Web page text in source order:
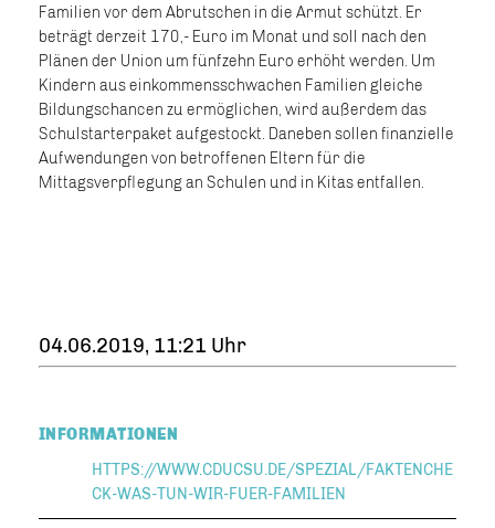
Familien vor dem Abrutschen in die Armut schützt. Er
beträgt derzeit 170,- Euro im Monat und soll nach den
Plänen der Union um fünfzehn Euro erhöht werden. Um
Kindern aus einkommensschwachen Familien gleiche
Bildungschancen zu ermöglichen, wird außerdem das
Schulstarterpaket aufgestockt. Daneben sollen finanzielle
Aufwendungen von betroffenen Eltern für die
Mittagsverpflegung an Schulen und in Kitas entfallen.
04.06.2019, 11:21 Uhr
INFORMATIONEN
HTTPS://WWW.CDUCSU.DE/SPEZIAL/FAKTENCHE
CK-WAS-TUN-WIR-FUER-FAMILIEN